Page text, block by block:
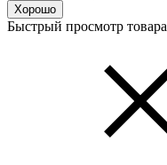
Хорошо
Быстрый просмотр товара